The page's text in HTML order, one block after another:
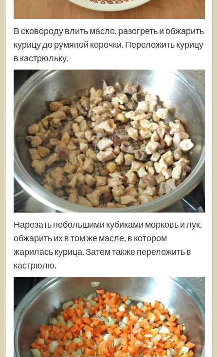
В сковороду влить масло, разогреть и обжарить
курицу до румяной корочки. Переложить курицу
в кастрюльку.
Нарезать небольшими кубиками морковь и лук,
обжарить их в том же масле, в котором
жарилась курица. Затем также переложить в
кастрюлю.